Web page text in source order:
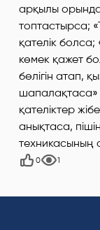
арқылы
топтастырса;
қателік болса;
көмек қажет
бөлігін атап,
шапалақтаса»
қателіктер
анықтаса,
техникасының
0 1